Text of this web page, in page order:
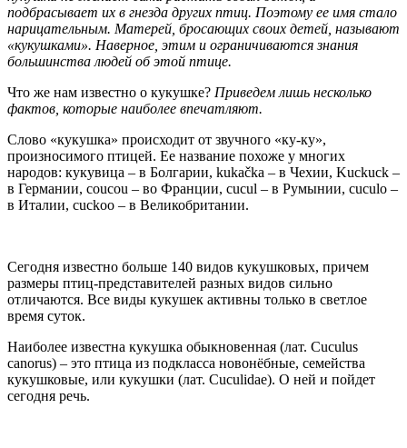
подбрасывает их в гнезда других птиц. Поэтому ее имя стало
нарицательным. Матерей, бросающих своих детей, называют
«кукушками». Наверное, этим и ограничиваются знания
большинства людей об этой птице.
Что же нам известно о кукушке? Приведем лишь несколько
фактов, которые наиболее впечатляют.
Слово «кукушка» происходит от звучного «ку-ку»,
произносимого птицей. Ее название похоже у многих
народов: кукувица – в Болгарии, kukačka – в Чехии, Kuckuck –
в Германии, coucou – во Франции, cucul – в Румынии, cuculo –
в Италии, cuckoo – в Великобритании.
Сегодня известно больше 140 видов кукушковых, причем
размеры птиц-представителей разных видов сильно
отличаются. Все виды кукушек активны только в светлое
время суток.
Наиболее известна кукушка обыкновенная (лат. Cuculus
canorus) – это птица из подкласса новонёбные, семейства
кукушковые, или кукушки (лат. Cuculidae). О ней и пойдет
сегодня речь.